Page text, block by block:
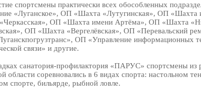
спортсмены практически всех обособленных
«Луганское», ОП «Шахта «Лутугинская», ОП «Шахта
ОП «Шахта имени Артёма», ОП «Шахта
ОП «Шахта «Вергелёвская», ОП «Перевальский
ОП «Управление информационных
связи» и другие.
санатория-профилактория «ПАРУС» спортсмены из
области соревновались в 6 видах спорта: настольном
спорте, бильярде, рыбной ловле.